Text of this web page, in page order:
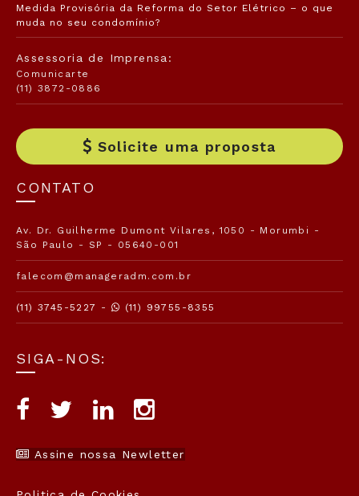
Medida Provisória da Reforma do Setor Elétrico – o que
muda no seu condomínio?
Assessoria de Imprensa:
Comunicarte
(11) 3872-0886
Solicite uma proposta
CONTATO
Av. Dr. Guilherme Dumont Vilares, 1050 - Morumbi -
São Paulo - SP - 05640-001
falecom@manageradm.com.br
(11) 3745-5227 - (11) 99755-8355
SIGA-NOS:
Assine nossa Newletter